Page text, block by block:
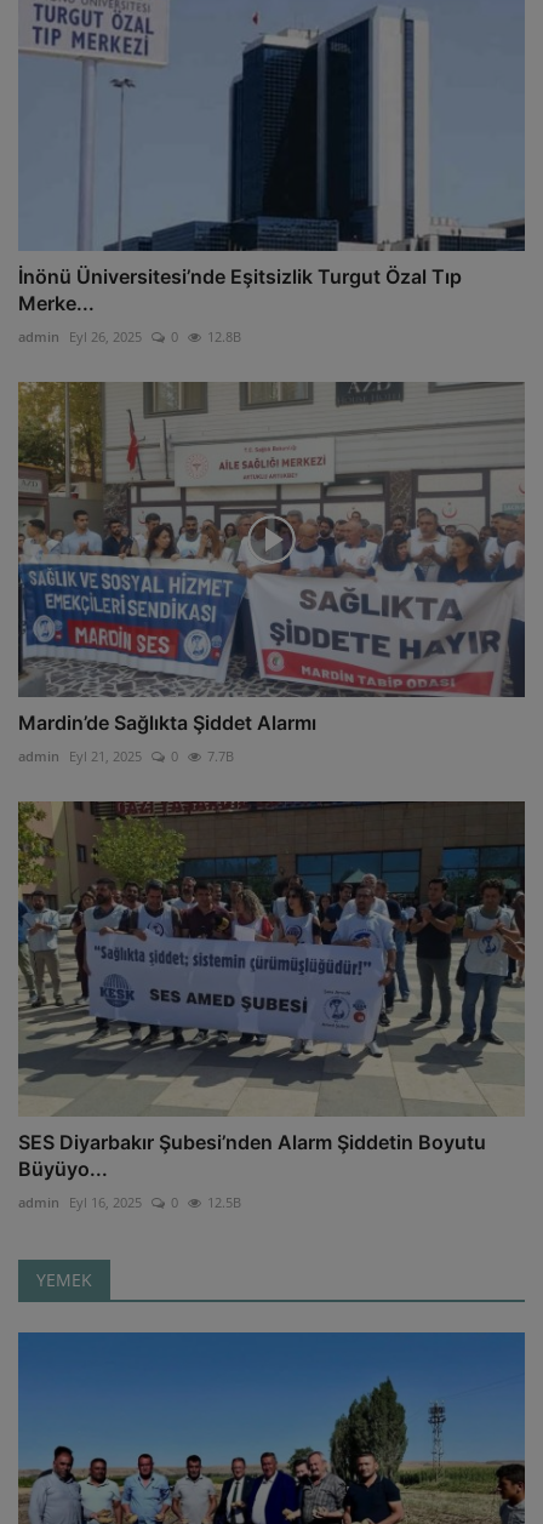
İnönü Üniversitesi’nde Eşitsizlik Turgut Özal Tıp
Merke...
admin Eyl 26, 2025 0 12.8B
Mardin’de Sağlıkta Şiddet Alarmı
admin Eyl 21, 2025 0 7.7B
SES Diyarbakır Şubesi’nden Alarm Şiddetin Boyutu
Büyüyo...
admin Eyl 16, 2025 0 12.5B
YEMEK